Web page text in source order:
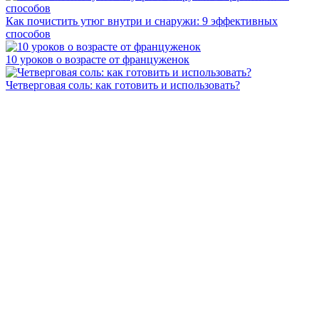
Как почистить утюг внутри и снаружи: 9 эффективных
способов
10 уроков о возрасте от француженок
Четверговая соль: как готовить и использовать?